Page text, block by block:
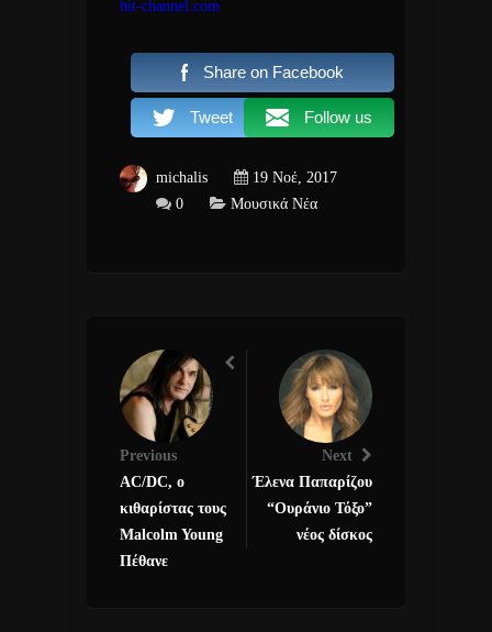
hit-channel.com
Share on Facebook
Tweet Follow us
michalis
19 Νοέ, 2017
0
Μουσικά Νέα
Previous
AC/DC, ο
κιθαρίστας τους
Malcolm Young
Πέθανε
Next
Έλενα Παπαρίζου
“Ουράνιο Τόξο”
νέος δίσκος